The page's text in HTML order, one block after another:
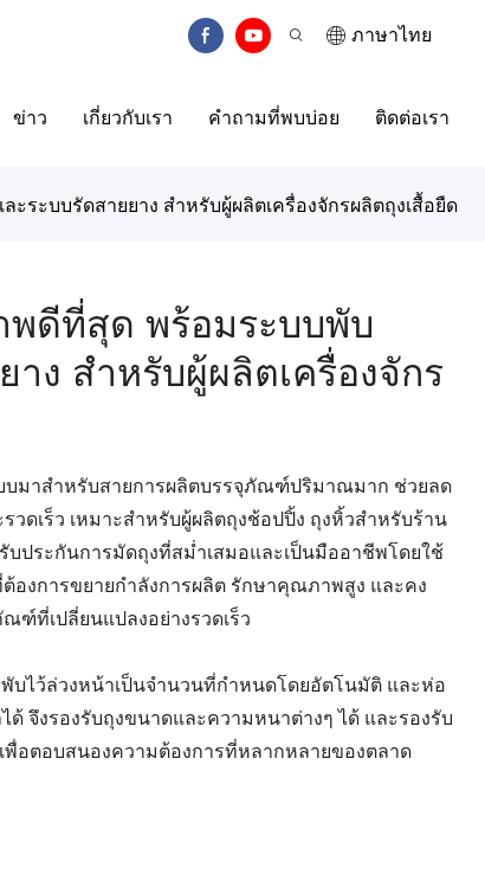
ภาษาไทย
ข่าว เกี่ยวกับเรา คำถามที่พบบ่อย ติดต่อเรา
ะบบรัดสายยาง สำหรับผู้ผลิตเครื่องจักรผลิตถุงเสื้อยืด
พดีที่สุด พร้อมระบบพับ
ง สำหรับผู้ผลิตเครื่องจักร
บมาสำหรับสายการผลิตบรรจุภัณฑ์ปริมาณมาก ช่วยลด
ดเร็ว เหมาะสำหรับผู้ผลิตถุงช้อปปิ้ง ถุงหิ้วสำหรับร้าน
บประกันการมัดถุงที่สม่ำเสมอและเป็นมืออาชีพโดยใช้
องการขยายกำลังการผลิต รักษาคุณภาพสูง และคง
ฑ์ที่เปลี่ยนแปลงอย่างรวดเร็ว
บไว้ล่วงหน้าเป็นจำนวนที่กำหนดโดยอัตโนมัติ และห่อ
จึงรองรับถุงขนาดและความหนาต่างๆ ได้ และรองรับ
พื่อตอบสนองความต้องการที่หลากหลายของตลาด